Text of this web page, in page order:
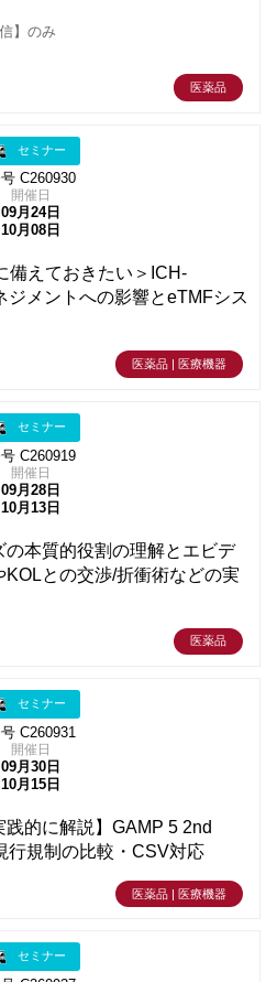
】のみ
医薬品
セミナー
C260930
開催日
09月24日
10月08日
備えておきたい＞ICH-
メントへの影響とeTMFシス
医薬品 | 医療機器
セミナー
C260919
開催日
09月28日
10月13日
の本質的役割の理解とエビデ
との交渉/折衝術などの実
医薬品
セミナー
C260931
開催日
09月30日
10月15日
践的に解説】GAMP 5 2nd
行規制の比較・CSV対応
医薬品 | 医療機器
セミナー